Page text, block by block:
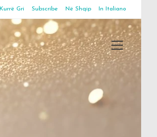
Kurrë Gri Subscribe Në Shqip In Italiano
Main
Menu